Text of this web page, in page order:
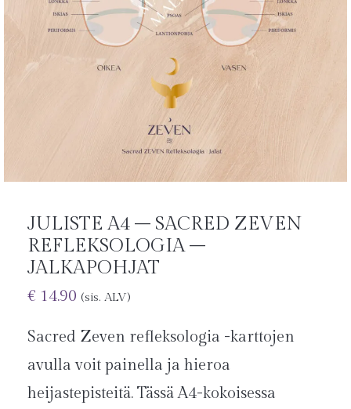
JULISTE A4 – SACRED ZEVEN
REFLEKSOLOGIA –
JALKAPOHJAT
€ 14.90 (sis. ALV)
Sacred Zeven refleksologia -karttojen
avulla voit painella ja hieroa
heijastepisteitä. Tässä A4-kokoisessa